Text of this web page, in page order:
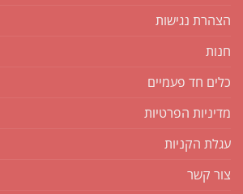
הצהרת נגישות
חנות
כלים חד פעמיים
מדיניות הפרטיות
עגלת הקניות
צור קשר